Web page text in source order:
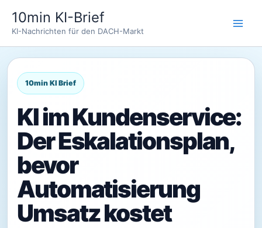
Inhalt
springen
10min KI-Brief
KI-Nachrichten für den DACH-Markt
KI im Kundenservice:
Der Eskalationsplan,
bevor
Automatisierung
Umsatz kostet